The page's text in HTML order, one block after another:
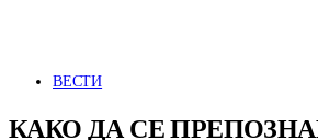
ВЕСТИ
КАКО ДА СЕ